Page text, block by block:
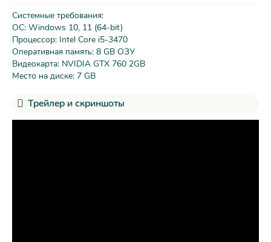
Системные требования:
ОС: Windows 10, 11 (64-bit)
Процессор: Intel Core i5-3470
Оперативная память: 8 GB ОЗУ
Видеокарта: NVIDIA GTX 760 2GB
Место на диске: 7 GB
Трейлер и скриншоты